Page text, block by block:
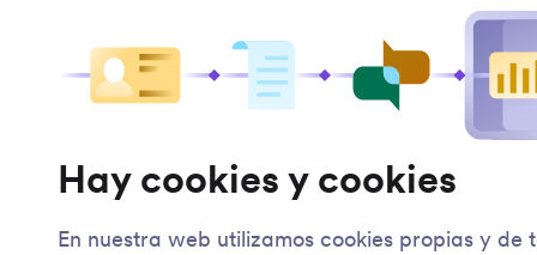
Hay cookies y cookies
En nuestra web utilizamos cookies propias y de